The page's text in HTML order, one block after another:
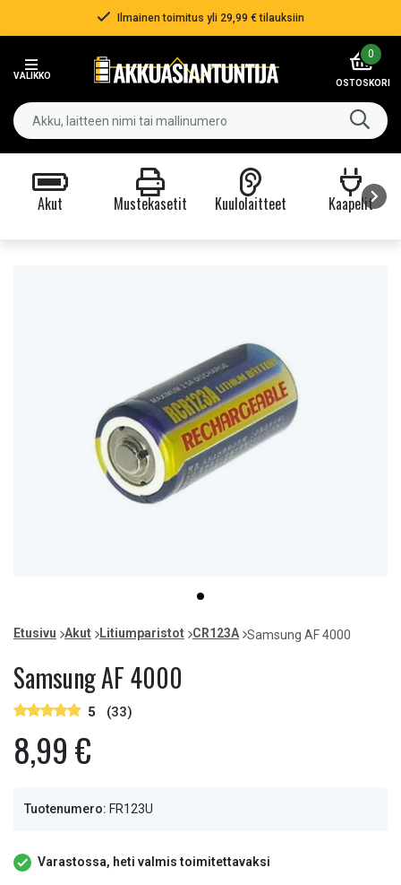
Ilmainen toimitus yli 29,99 € tilauksiin
VALIKKO
0
OSTOSKORI
Akut Mustekasetit Kuulolaitteet Kaapelit
item
0
of
Etusivu Akut Litiumparistot CR123A Samsung AF 4000
Samsung AF 4000
5 (33)
8,99 €
Tuotenumero: FR123U
Varastossa, heti valmis toimitettavaksi